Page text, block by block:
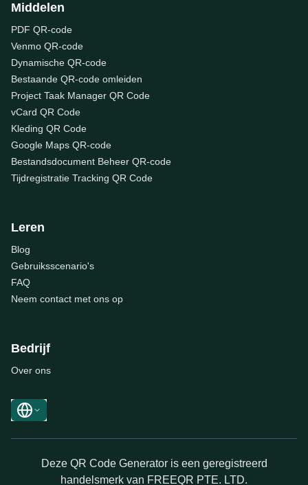
Middelen
PDF QR-code
Venmo QR-code
Dynamische QR-code
Bestaande QR-code omleiden
Project Taak Manager QR Code
vCard QR Code
Kleding QR Code
Google Maps QR-code
Bestandsdocument Beheer QR-code
Tijdregistratie Tracking QR Code
Leren
Blog
Gebruiksscenario's
FAQ
Neem contact met ons op
Bedrijf
Over ons
Deze QR Code Generator is een geregistreerd
handelsmerk van FREEQR PTE. LTD.